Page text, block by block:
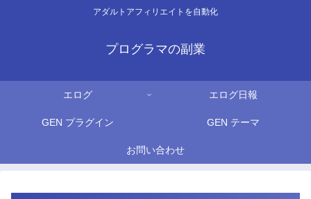
アダルトアフィリエイトを自動化
プログラマの副業
エログ エログ日報
GEN プラグイン GEN テーマ
お問い合わせ